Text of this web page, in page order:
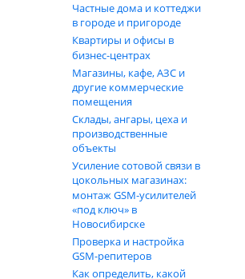
Частные дома и коттеджи
в городе и пригороде
Квартиры и офисы в
бизнес‑центрах
Магазины, кафе, АЗС и
другие коммерческие
помещения
Склады, ангары, цеха и
производственные
объекты
Усиление сотовой связи в
цокольных магазинах:
монтаж GSM‑усилителей
«под ключ» в
Новосибирске
Проверка и настройка
GSM-репитеров
Как определить, какой